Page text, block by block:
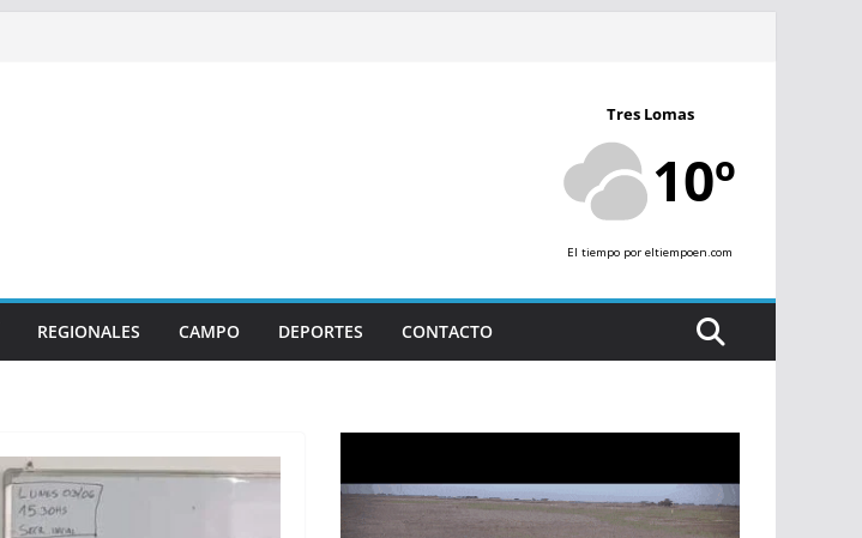
Tres Lomas
10º
El tiempo por eltiempoen.com
REGIONALES CAMPO DEPORTES CONTACTO